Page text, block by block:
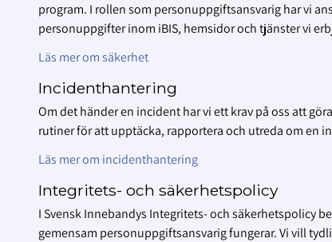
program. I rollen som personuppgiftsansvarig har vi
personuppgifter inom iBIS, hemsidor och tjänster vi
Läs mer om säkerhet
Incidenthantering
Om det händer en incident har vi ett krav på oss att
rutiner för att upptäcka, rapportera och utreda om en
Läs mer om incidenthantering
Integritets- och säkerhetspolicy
I Svensk Innebandys Integritets- och säkerhetspolicy
gemensam personuppgiftsansvarig fungerar. Vi vill